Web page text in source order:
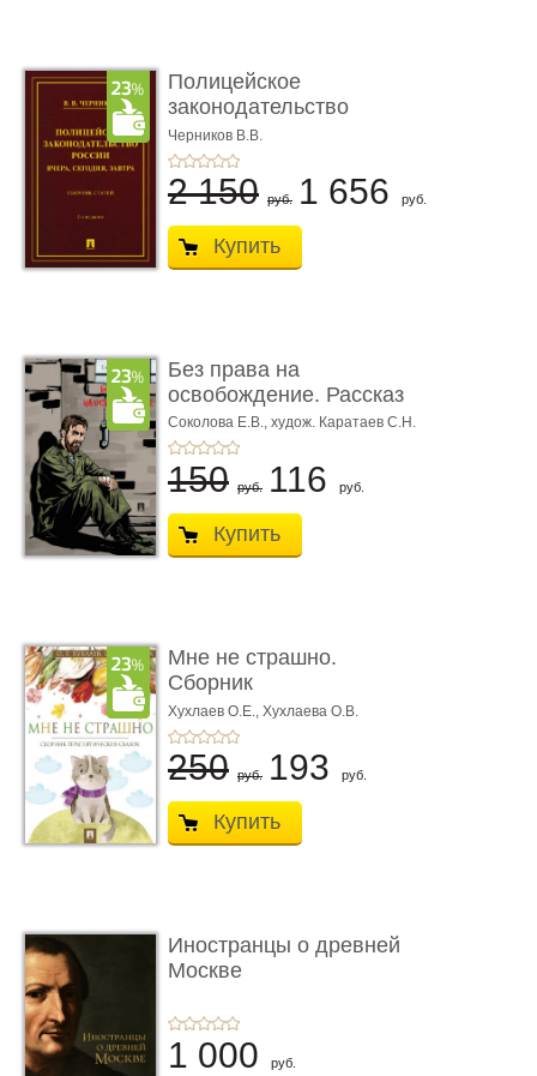
Полицейское
законодательство
России: вчера, с� ...
Черников В.В.
2 150 руб. 1 656 руб.
Купить
Без права на
освобождение. Рассказ
Соколова Е.В., худож. Каратаев С.Н.
150 руб. 116 руб.
Купить
Мне не страшно.
Сборник
терапевтических
сказо� ...
Хухлаев О.Е., Хухлаева О.В.
250 руб. 193 руб.
Купить
Иностранцы о древней
Москве
1 000 руб.